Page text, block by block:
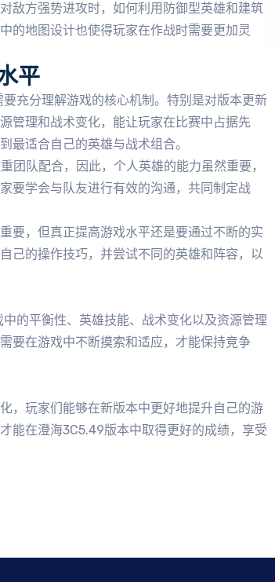
敌方强势进攻时，如何利用防御型英雄和建筑
的地图设计也使得玩家在作战时需要更加灵
平
充分理解游戏的核心机制。特别是对版本更新
管理和战术变化，能让玩家在比赛中占据先
最适合自己的英雄与战术组合。
团队配合，因此，个人英雄的能力虽然重要，
要学会与队友进行有效的沟通，共同制定战
要，但真正提高游戏水平还是要通过不断的实
己的操作技巧，并尝试不同的英雄和阵容，以
的平衡性、英雄技能、战术变化以及资源管理
要在游戏中不断摸索和适应，才能保持竞争
，玩家们能够在新版本中更好地提升自己的游
能在澄海3C5.49版本中取得更好的成绩，享受